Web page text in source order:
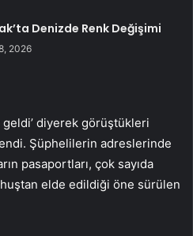
Denizde Renk Değişimi
2026
geldi’ diyerek görüştükleri
Şüphelilerin adreslerinde
pasaportları, çok sayıda
elde edildiği öne sürülen